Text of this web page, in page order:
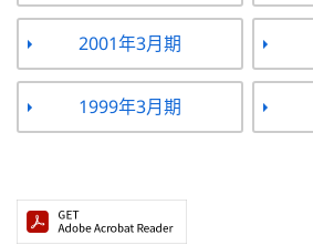
2001年3月期
1999年3月期